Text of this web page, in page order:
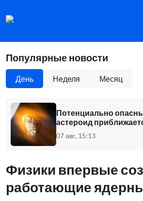
Популярные новости
День Неделя Месяц
Потенциально
астероид
07 авг, 15:13
Физики впервые
работающие